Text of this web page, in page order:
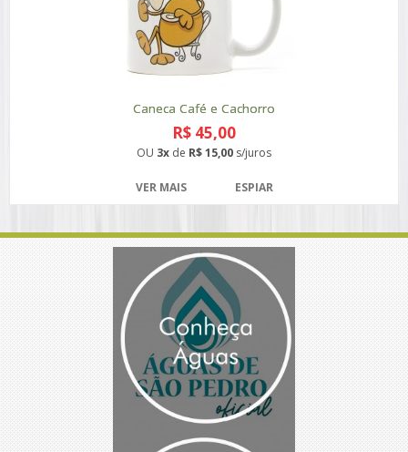
Caneca Café e Cachorro
R$ 45,00
OU 3x de R$ 15,00 s/juros
VER MAIS ESPIAR